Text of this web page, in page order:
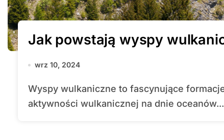
Jak powstają wyspy
wrz 10, 2024
Wyspy wulkaniczne to fascynujące formacje geologiczne, które powstają w wyniku
aktywności wulkanicznej na dnie